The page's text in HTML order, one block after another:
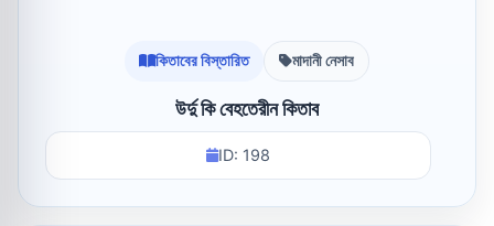
কিতাবের বিস্তারিত মাদানী নেসাব
উর্দু কি বেহতেরীন কিতাব
ID: 198